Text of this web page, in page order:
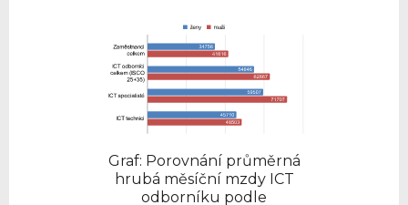
Graf: Porovnání průměrná
hrubá měsíční mzdy ICT
odborníku podle